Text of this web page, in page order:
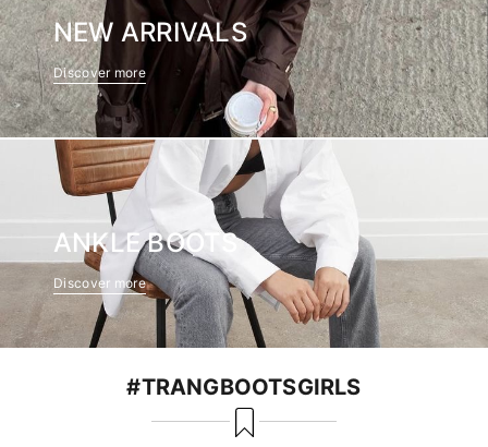
NEW ARRIVALS
Discover more
ANKLE BOOTS
Discover more
#TRANGBOOTSGIRLS